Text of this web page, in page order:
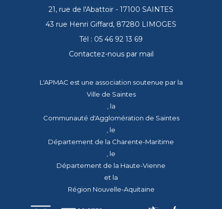
21, rue de l'Abattoir - 17100 SAINTES
43 rue Henri Giffard, 87280 LIMOGES
Tél : 05 46 92 13 69
Contactez-nous par mail
L'APMAC est une association soutenue par la
Ville de Saintes
, la
Communauté d'Agglomération de Saintes
, le
Département de la Charente-Maritime
, le
Département de la Haute-Vienne
et la
Région Nouvelle-Aquitaine